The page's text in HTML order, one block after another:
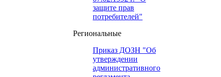
защите прав
потребителей"
Региональные
Приказ ДОЗН "Об
утверждении
административного